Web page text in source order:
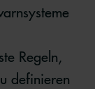
Regeln,
definieren